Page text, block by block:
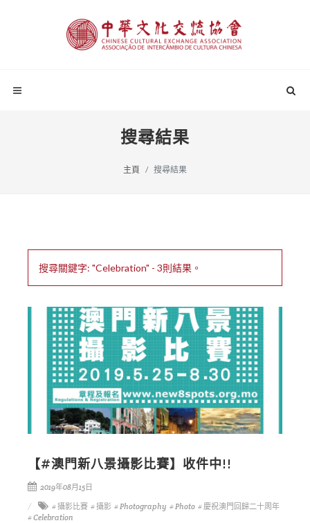
搜尋結果
主頁 搜尋結果
搜尋關鍵字: "Celebration" - 3則結果。
【#澳門新八景攝影比賽】收件中!!
2019年08月15日
# 攝影比賽 # 攝影 # Photography # Photo # 慶祝澳門回歸二十周年
# Celebration